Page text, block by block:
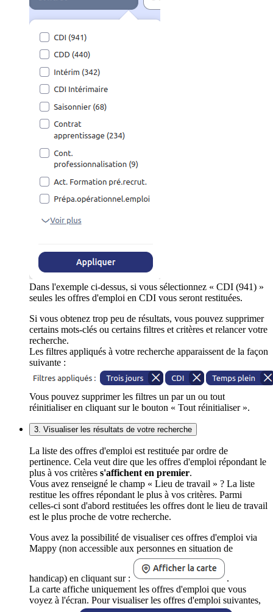
Dans l'exemple ci-dessus, si vous sélectionnez « CDI (941) »
seules les offres d'emploi en CDI vous seront restituées.
Si vous obtenez trop peu de résultats, vous pouvez supprimer
certains mots-clés ou certains filtres et critères et relancer votre
recherche.
Les filtres appliqués à votre recherche apparaissent de la façon
suivante :
Vous pouvez supprimer les filtres un par un ou tout
réinitialiser en cliquant sur le bouton « Tout réinitialiser ».
3. Visualiser les résultats de votre recherche
La liste des offres d'emploi est restituée par ordre de
pertinence. Cela veut dire que les offres d'emploi répondant le
plus à vos critères s'affichent en premier.
Vous avez renseigné le champ « Lieu de travail » ? La liste
restitue les offres répondant le plus à vos critères. Parmi
celles-ci sont d'abord restituées les offres dont le lieu de travail
est le plus proche de votre recherche.
Vous avez la possibilité de visualiser ces offres d'emploi via
Mappy (non accessible aux personnes en situation de
handicap) en cliquant sur :
.
La carte affiche uniquement les offres d'emploi que vous
voyez à l'écran. Pour visualiser les offres d'emploi suivantes,